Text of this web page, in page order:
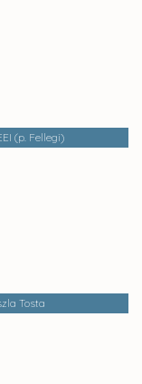
(p. Fellegi)
Tosta